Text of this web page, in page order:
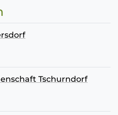
Tschurndorf